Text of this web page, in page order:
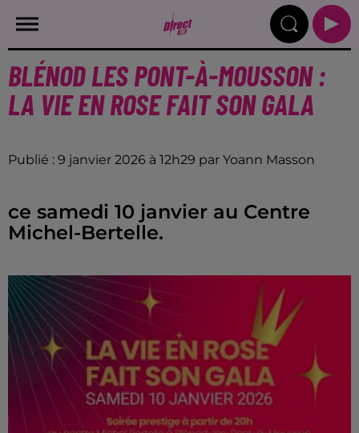
BLÉNOD LES PONT-À-MOUSSON :
LA VIE EN ROSE FAIT SON GALA
Publié : 9 janvier 2026 à 12h29 par Yoann Masson
ce samedi 10 janvier au Centre
Michel-Bertelle.